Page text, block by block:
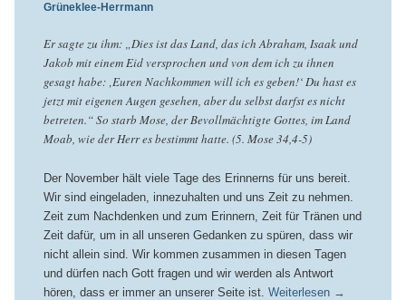
Grüneklee-Herrmann
Er sagte zu ihm: „Dies ist das Land, das ich Abraham, Isaak und
Jakob mit einem Eid versprochen und von dem ich zu ihnen
gesagt habe: ‚Euren Nachkommen will ich es geben!‘ Du hast es
jetzt mit eigenen Augen gesehen, aber du selbst darfst es nicht
betreten.“ So starb Mose, der Bevollmächtigte Gottes, im Land
Moab, wie der Herr es bestimmt hatte. (5. Mose 34,4-5)
Der November hält viele Tage des Erinnerns für uns bereit.
Wir sind eingeladen, innezuhalten und uns Zeit zu nehmen.
Zeit zum Nachdenken und zum Erinnern, Zeit für Tränen und
Zeit dafür, um in all unseren Gedanken zu spüren, dass wir
nicht allein sind. Wir kommen zusammen in diesen Tagen
und dürfen nach Gott fragen und wir werden als Antwort
hören, dass er immer an unserer Seite ist. Weiterlesen →